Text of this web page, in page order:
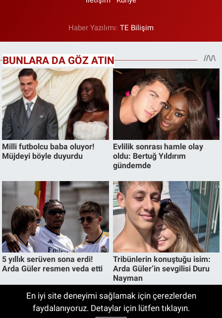
Haber Yazılımı: TE Bilişim
En iyi site deneyimi sağlamak için çerezlerden
faydalanıyoruz. Detaylar için lütfen tıklayın.
Ağustos 2026 Tesla Fiyatları Belli Oldu!